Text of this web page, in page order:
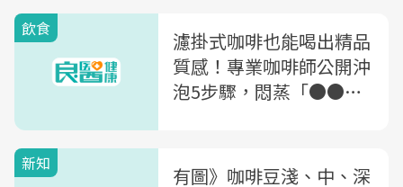
飲食
濾掛式咖啡也能喝出精品
質感！專業咖啡師公開沖
泡5步驟，悶蒸「●●
新知
有圖》咖啡豆淺、中、深